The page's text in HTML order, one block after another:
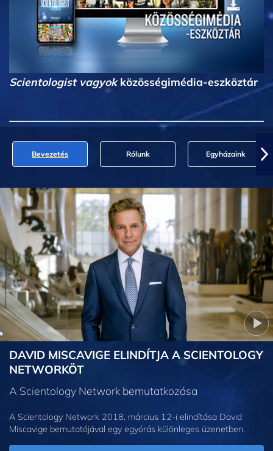
Scientologist vagyokközösségimédia-eszköztár
Bevezetés Rólunk Egyházaink
DAVID MISCAVIGE ELINDÍTJA A SCIENTOLOGY
NETWORKÖT
A Scientology Network bemutatkozása
A Scientology Network 2018. március 12-i elindítása David
Miscavige bemutatójával egy egyórás különleges üzenetben.